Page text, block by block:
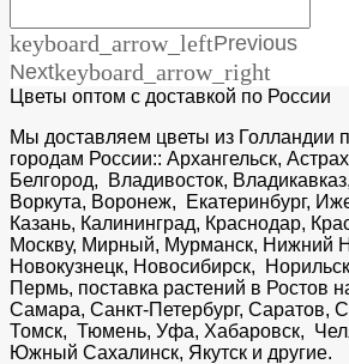
keyboard_arrow_leftPrevious
Nextkeyboard_arrow_right
Цветы оптом с доставкой по России
Мы доставляем цветы из Голландии
городам России:: Архангельск,
Белгород, Владивосток,
Воркута, Воронеж, Екатеринбург,
Казань, Калининград, Краснодар,
Москву, Мирный, Мурманск, Нижний
Новокузнецк, Новосибирск,
Пермь, поставка растений в Ростов
Самара, Санкт-Петербург, Саратов,
Томск, Тюмень, Уфа, Хабаровск,
Южный Сахалинск, Якутск и другие.